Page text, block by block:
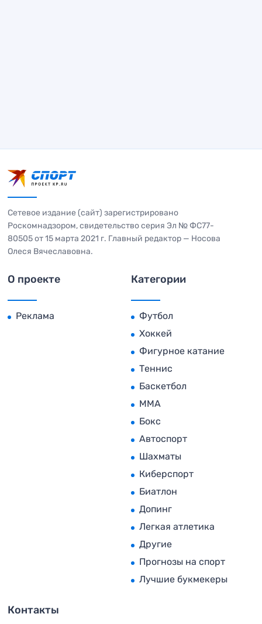
Сетевое издание (сайт) зарегистрировано
Роскомнадзором, свидетельство серия Эл № ФС77-
80505 от 15 марта 2021 г. Главный редактор — Носова
Олеся Вячеславовна.
О проекте
Реклама
Категории
Футбол
Хоккей
Фигурное катание
Теннис
Баскетбол
MMA
Бокс
Автоспорт
Шахматы
Киберспорт
Биатлон
Допинг
Легкая атлетика
Другие
Прогнозы на спорт
Лучшие букмекеры
Контакты